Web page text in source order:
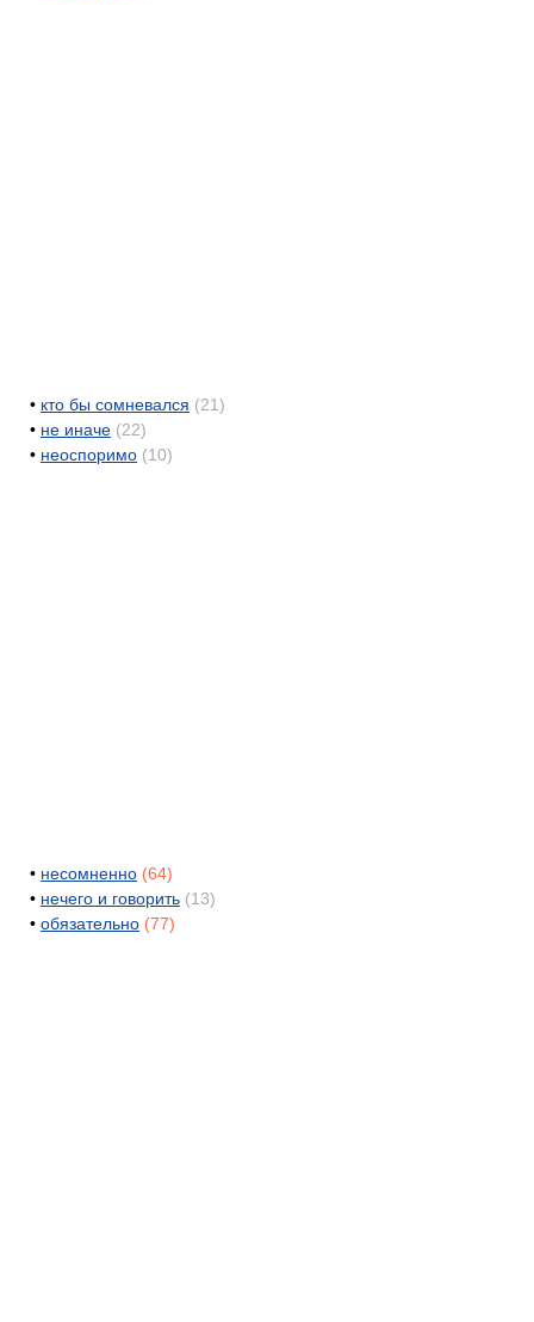
• кто бы сомневался (21)
• не иначе (22)
• неоспоримо (10)
• несомненно (64)
• нечего и говорить (13)
• обязательно (77)